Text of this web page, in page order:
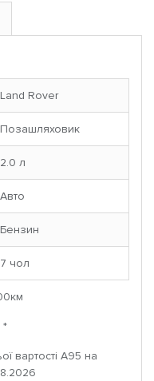
Land Rover
Позашляховик
2.0 л
Авто
Бензин
7 чoл
*
вартості A95 на